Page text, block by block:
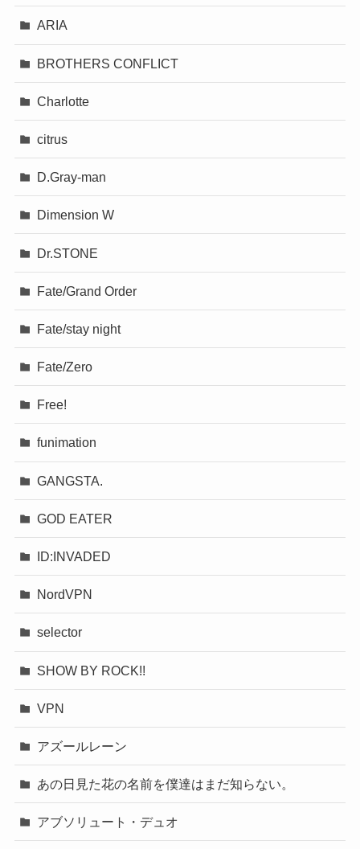
ARIA
BROTHERS CONFLICT
Charlotte
citrus
D.Gray-man
Dimension W
Dr.STONE
Fate/Grand Order
Fate/stay night
Fate/Zero
Free!
funimation
GANGSTA.
GOD EATER
ID:INVADED
NordVPN
selector
SHOW BY ROCK!!
VPN
アズールレーン
あの日見た花の名前を僕達はまだ知らない。
アブソリュート・デュオ